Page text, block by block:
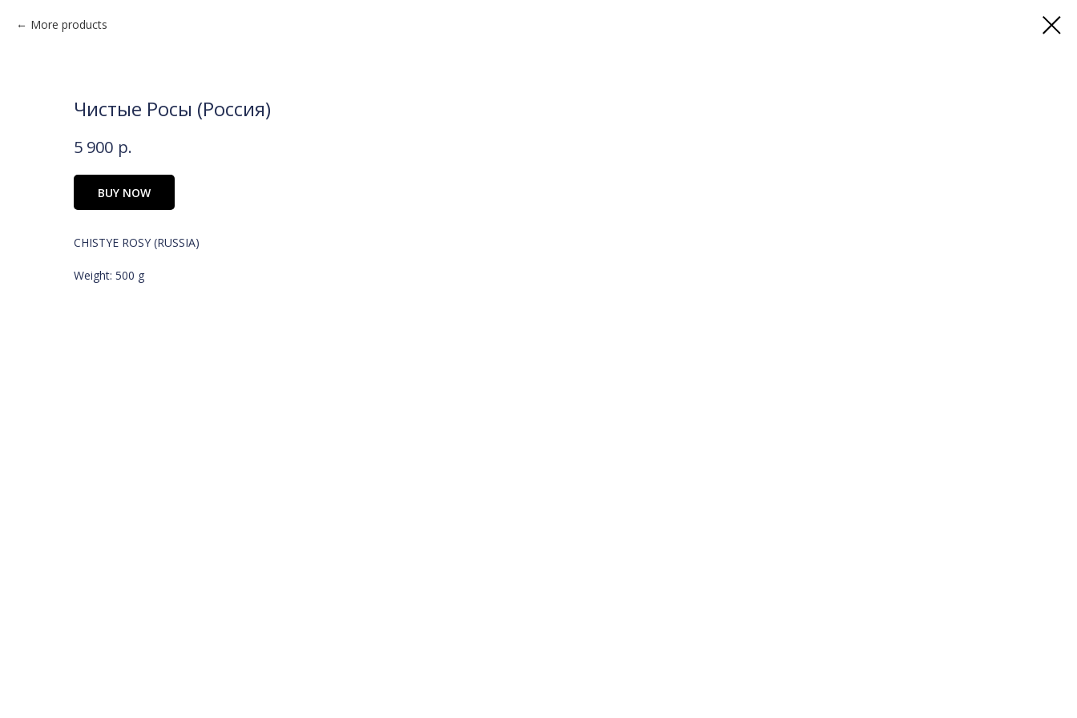
More products
Чистые Росы (Россия)
5 900 р.
BUY NOW
CHISTYE ROSY (RUSSIA)
Weight: 500 g